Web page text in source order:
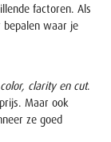
factoren. Als
waar je
clarity en cut.
Maar ook
ze goed